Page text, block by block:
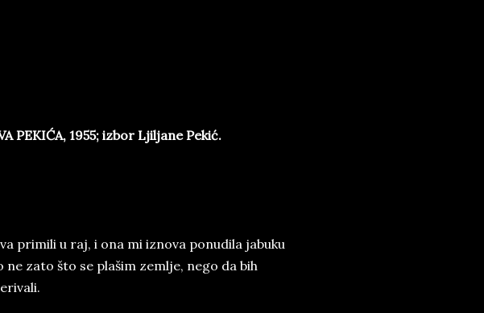
PEKIĆA, 1955; izbor Ljiljane Pekić.
primili u raj, i ona mi iznova ponudila jabuku
zato što se plašim zemlje, nego da bih